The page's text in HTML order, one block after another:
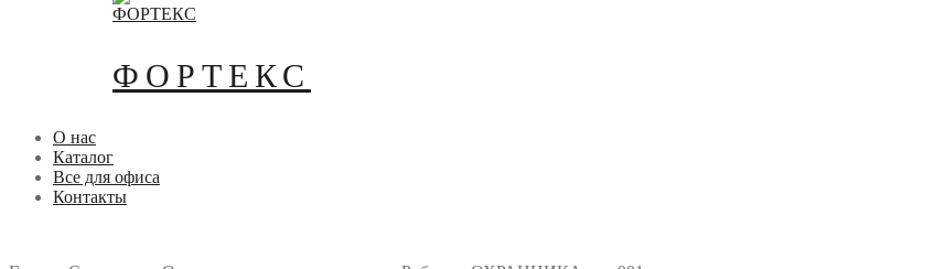
ФОРТЕКС
О нас
Каталог
Все для офиса
Контакты